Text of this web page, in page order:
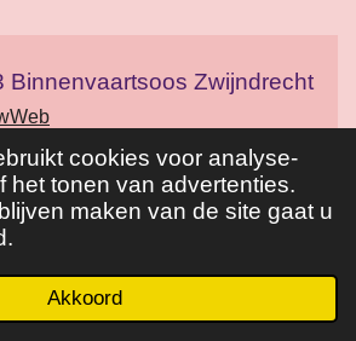
cookies voor analyse-
het tonen van advertenties.
maken van de site gaat u
Akkoord
Binnenvaartsoos Zwijndrecht